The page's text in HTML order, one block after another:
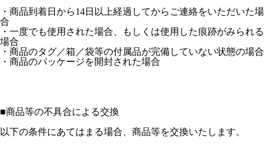
・商品到着日から14日以上経過してからご連絡をいただいた場
合
・一度でも使用された場合、もしくは使用した痕跡がみられる
場合
・商品のタグ／箱／袋等の付属品が完備していない状態の場合
・商品のパッケージを開封された場合
■商品等の不具合による交換
以下の条件にあてはまる場合、商品等を交換いたします。